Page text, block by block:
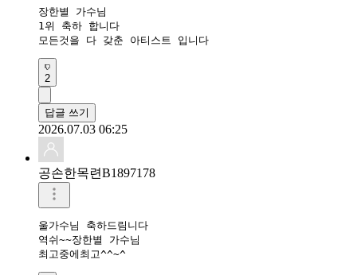
장한별 가수님
1위 축하 합니다
모든것을 다 갖춘 아티스트 입니다
2
답글 쓰기
2026.07.03 06:25
공손한목련B1897178
울가수님 축하드림니다
역쉬~~장한별 가수님
최고중에최고^^~^